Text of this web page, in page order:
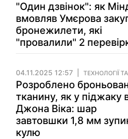
"Один дзвінок": як
вмовляв Умєрова
бронежилети, які
"провалили" 2
04.11.2025 12:57 ТЕХНОЛОГІЇ
Розроблено
тканину, як у піджаку
Джона Віка: шар
завтовшки 1,8 мм
кулю